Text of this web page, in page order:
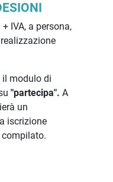
IVA, a persona,
il modulo di
"partecipa". A
un
iscrizione